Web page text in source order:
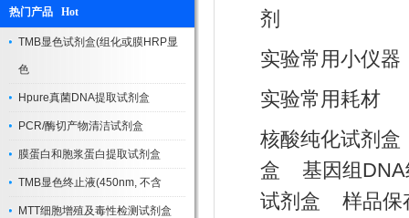
热门产品 Hot
TMB显色试剂盒(组化或膜HRP显
色
Hpure真菌DNA提取试剂盒
PCR/酶切产物清洁试剂盒
膜蛋白和胞浆蛋白提取试剂盒
TMB显色终止液(450nm, 不含
MTT细胞增殖及毒性检测试剂盒
剂
实验常用小仪器
实验常用耗材
核酸纯化试剂盒
盒
基因组
试剂盒
样品保